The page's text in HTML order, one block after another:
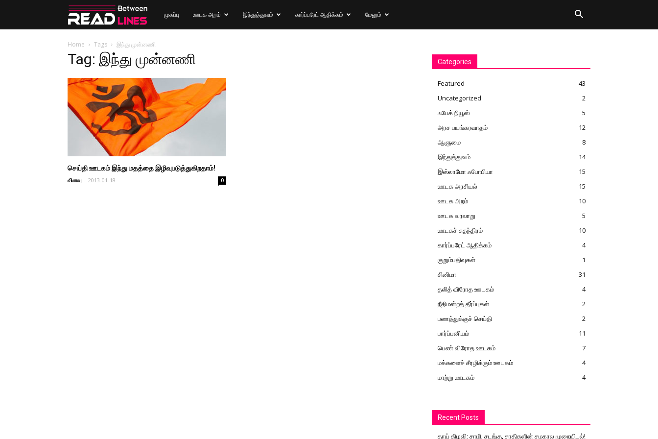
Read
முகப்பு ஊடக அறம் இந்துத்துவம் கார்ப்பரேட் ஆதிக்கம் மேலும்
Home Tags இந்து முன்னணி
Tag: இந்து முன்னணி
செய்தி ஊடகம் இந்து மதத்தை இழிவுபடுத்துகிறதாம்!
வினவு - 2013-01-18 0
Categories
Featured
43
Uncategorized
2
ஃபேக் நியூஸ்
5
அரச பயங்கரவாதம்
12
ஆளுமை
8
இந்துத்துவம்
14
இஸ்லாமோ ஃபோபியா
15
ஊடக அரசியல்
15
ஊடக அறம்
10
ஊடக வரலாறு
5
ஊடகச் சுதந்திரம்
10
கார்ப்பரேட் ஆதிக்கம்
4
குறும்பதிவுகள்
1
சினிமா
31
தலித் விரோத ஊடகம்
4
நீதிமன்றத் தீர்ப்புகள்
2
பணத்துக்குச் செய்தி
2
பார்ப்பனியம்
11
பெண் விரோத ஊடகம்
7
மக்களைச் சீரழிக்கும் ஊடகம்
4
மாற்று ஊடகம்
4
Recent Posts
தாய் கிழவி: சாமி, சடங்கு, சாதிகளின் சமகால முறையிடல்!